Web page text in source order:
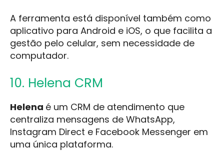
A ferramenta está disponível também como
aplicativo para Android e iOS, o que facilita a
gestão pelo celular, sem necessidade de
computador.
10. Helena CRM
Helena é um CRM de atendimento que
centraliza mensagens de WhatsApp,
Instagram Direct e Facebook Messenger em
uma única plataforma.